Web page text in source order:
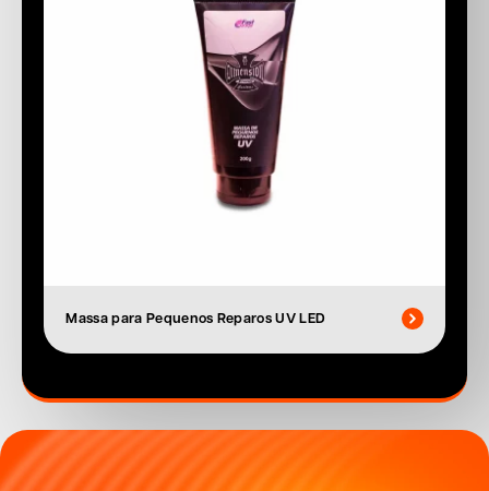
Massa para Pequenos Reparos UV LED